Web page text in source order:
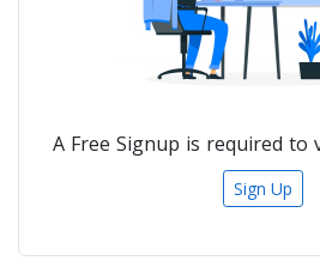
A Free Signup is required to
Sign Up